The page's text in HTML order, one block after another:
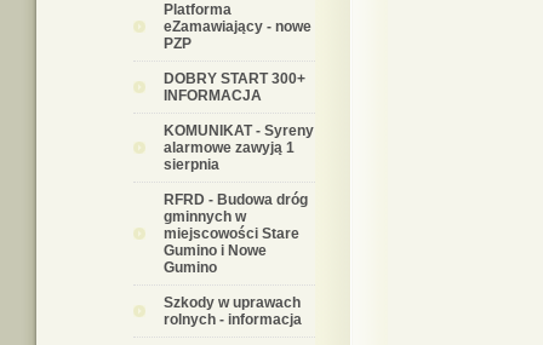
Platforma
eZamawiający - nowe
PZP
DOBRY START 300+
INFORMACJA
KOMUNIKAT - Syreny
alarmowe zawyją 1
sierpnia
RFRD - Budowa dróg
gminnych w
miejscowości Stare
Gumino i Nowe
Gumino
Szkody w uprawach
rolnych - informacja